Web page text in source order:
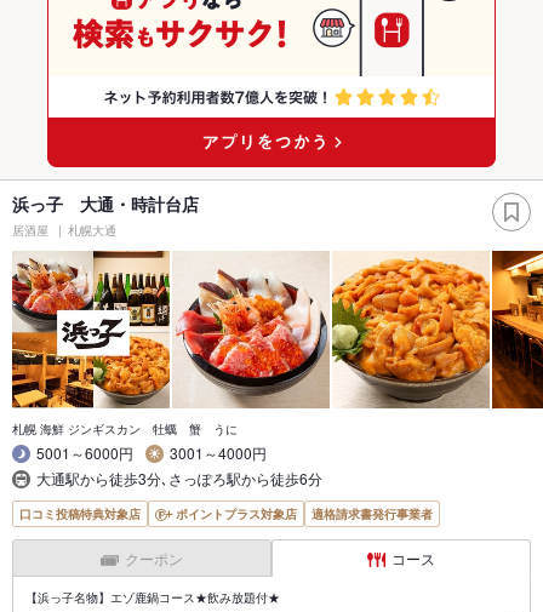
浜っ子 大通・時計台店
居酒屋 札幌大通
札幌 海鮮 ジンギスカン 牡蠣 蟹 うに
5001～6000円
3001～4000円
大通駅から徒歩3分､さっぽろ駅から徒歩6分
口コミ投稿特典対象店 ポイントプラス対象店 適格請求書発行事業者
クーポン コース
【浜っ子名物】エゾ鹿鍋コース★飲み放題付★